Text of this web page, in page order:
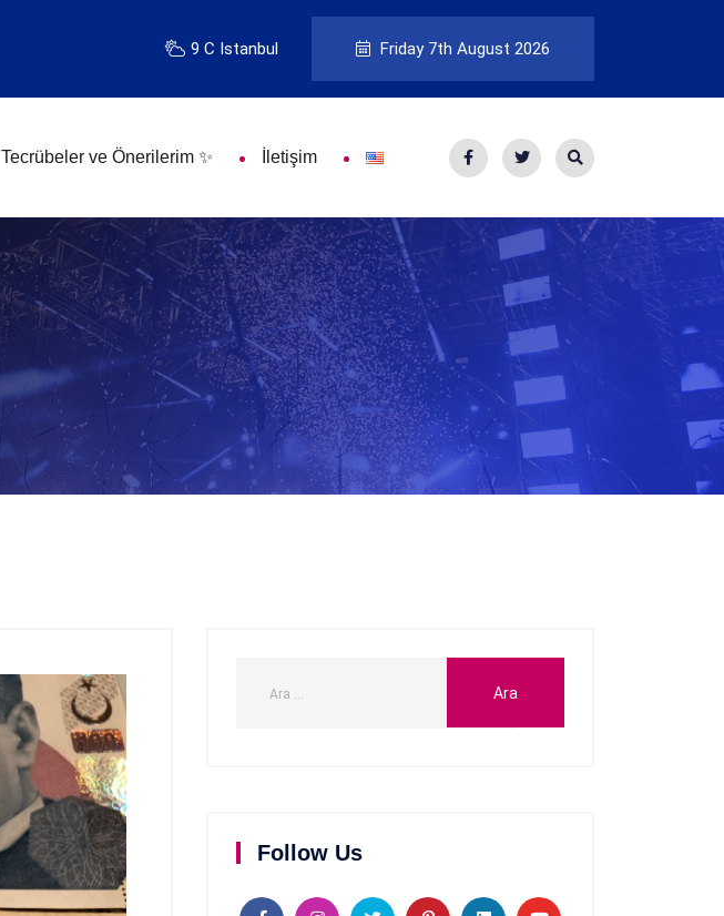
9 C Istanbul Friday 7th August 2026
Tecrübeler ve Önerilerim ✨ İletişim
Follow Us